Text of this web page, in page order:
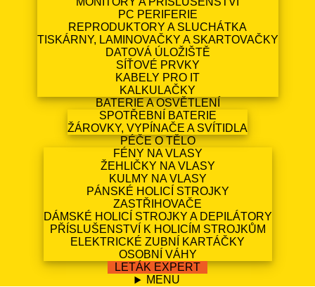
PC PERIFERIE
REPRODUKTORY A SLUCHÁTKA
TISKÁRNY, LAMINOVAČKY A SKARTOVAČKY
DATOVÁ ÚLOŽIŠTĚ
SÍŤOVÉ PRVKY
KABELY PRO IT
KALKULAČKY
BATERIE A OSVĚTLENÍ
SPOTŘEBNÍ BATERIE
ŽÁROVKY, VYPÍNAČE A SVÍTIDLA
PÉČE O TĚLO
FÉNY NA VLASY
ŽEHLIČKY NA VLASY
KULMY NA VLASY
PÁNSKÉ HOLICÍ STROJKY
ZASTŘIHOVAČE
DÁMSKÉ HOLICÍ STROJKY A DEPILÁTORY
PŘÍSLUŠENSTVÍ K HOLICÍM STROJKŮM
ELEKTRICKÉ ZUBNÍ KARTÁČKY
OSOBNÍ VÁHY
LETÁK EXPERT
MENU